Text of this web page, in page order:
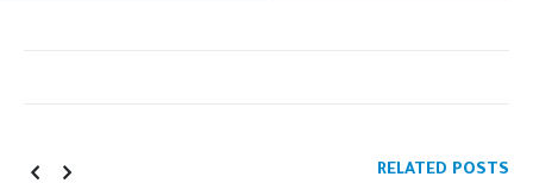
RELATED POSTS